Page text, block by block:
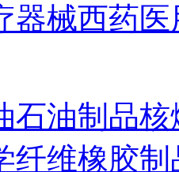
器械西药
石油制品核
纤维橡胶制